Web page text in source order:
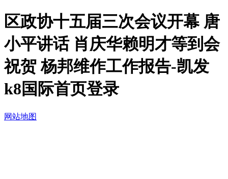
区政协十五届三次会议开幕 唐
小平讲话 肖庆华赖明才等到会
祝贺 杨邦维作工作报告-凯发
k8国际首页登录
网站地图